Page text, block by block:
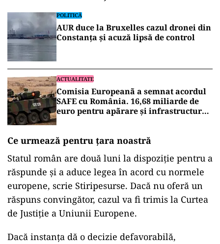
POLITICĂ
AUR duce la Bruxelles cazul dronei din
Constanța și acuză lipsă de control
ACTUALITATE
Comisia Europeanã a semnat acordul
SAFE cu România. 16,68 miliarde de
euro pentru apãrare și infrastructurã
Ce urmează pentru țara noastră
Statul român are două luni la dispoziție pentru a
răspunde și a aduce legea în acord cu normele
europene, scrie Stiripesurse. Dacă nu oferă un
răspuns convingător, cazul va fi trimis la Curtea
de Justiție a Uniunii Europene.
Dacă instanța dă o decizie defavorabilă,